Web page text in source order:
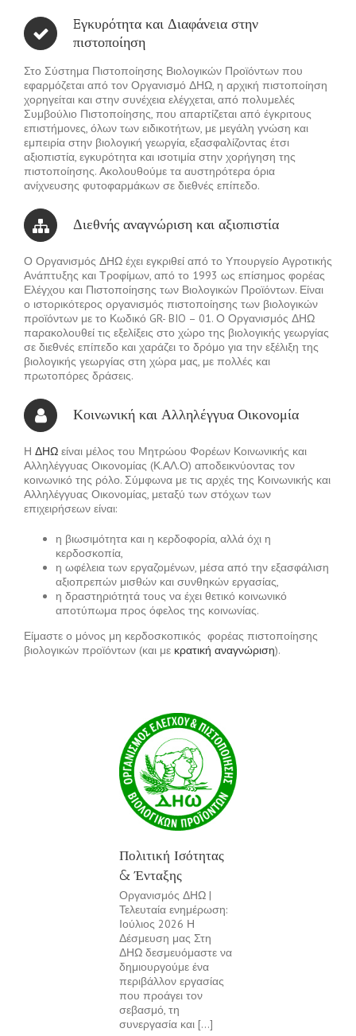
Eγκυρότητα και Διαφάνεια στην
πιστοποίηση
Στο Σύστημα Πιστοποίησης Βιολογικών Προϊόντων που
εφαρμόζεται από τον Οργανισμό ΔΗΩ, η αρχική πιστοποίηση
χορηγείται και στην συνέχεια ελέγχεται, από πολυμελές
Συμβούλιο Πιστοποίησης, που απαρτίζεται από έγκριτους
επιστήμονες, όλων των ειδικοτήτων, με μεγάλη γνώση και
εμπειρία στην βιολογική γεωργία, εξασφαλίζοντας έτσι
αξιοπιστία, εγκυρότητα και ισοτιμία στην χορήγηση της
πιστοποίησης. Ακολουθούμε τα αυστηρότερα όρια
ανίχνευσης φυτοφαρμάκων σε διεθνές επίπεδο.
Διεθνής αναγνώριση και αξιοπιστία
Ο Οργανισμός ΔΗΩ έχει εγκριθεί από το Υπουργείο Αγροτικής
Ανάπτυξης και Τροφίμων, από το 1993 ως επίσημος φορέας
Ελέγχου και Πιστοποίησης των Βιολογικών Προϊόντων. Είναι
ο ιστορικότερος οργανισμός πιστοποίησης των βιολογικών
προϊόντων με το Κωδικό GR- BIO – 01. Ο Οργανισμός ΔΗΩ
παρακολουθεί τις εξελίξεις στο χώρο της βιολογικής γεωργίας
σε διεθνές επίπεδο και χαράζει το δρόμο για την εξέλιξη της
βιολογικής γεωργίας στη χώρα μας, με πολλές και
πρωτοπόρες δράσεις.
Κοινωνική και Αλληλέγγυα Οικονομία
Η ΔΗΩ είναι μέλος του Μητρώου Φορέων Κοινωνικής και
Αλληλέγγυας Οικονομίας (Κ.ΑΛ.Ο) αποδεικνύοντας τον
κοινωνικό της ρόλο. Σύμφωνα με τις αρχές της Κοινωνικής και
Αλληλέγγυας Οικονομίας, μεταξύ των στόχων των
επιχειρήσεων είναι:
η βιωσιμότητα και η κερδοφορία, αλλά όχι η
κερδοσκοπία,
η ωφέλεια των εργαζομένων, μέσα από την εξασφάλιση
αξιοπρεπών μισθών και συνθηκών εργασίας,
η δραστηριότητά τους να έχει θετικό κοινωνικό
αποτύπωμα προς όφελος της κοινωνίας.
Είμαστε ο μόνος μη κερδοσκοπικός φορέας πιστοποίησης
βιολογικών προϊόντων (και με κρατική αναγνώριση).
Πολιτική Ισότητας
& Ένταξης
Οργανισμός ΔΗΩ |
Τελευταία ενημέρωση:
Ιούλιος 2026 Η
Δέσμευση μας Στη
ΔΗΩ δεσμευόμαστε να
δημιουργούμε ένα
περιβάλλον εργασίας
που προάγει τον
σεβασμό, τη
συνεργασία και [...]